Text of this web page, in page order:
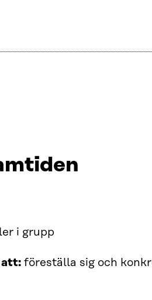
i grupp
att: föreställa sig och